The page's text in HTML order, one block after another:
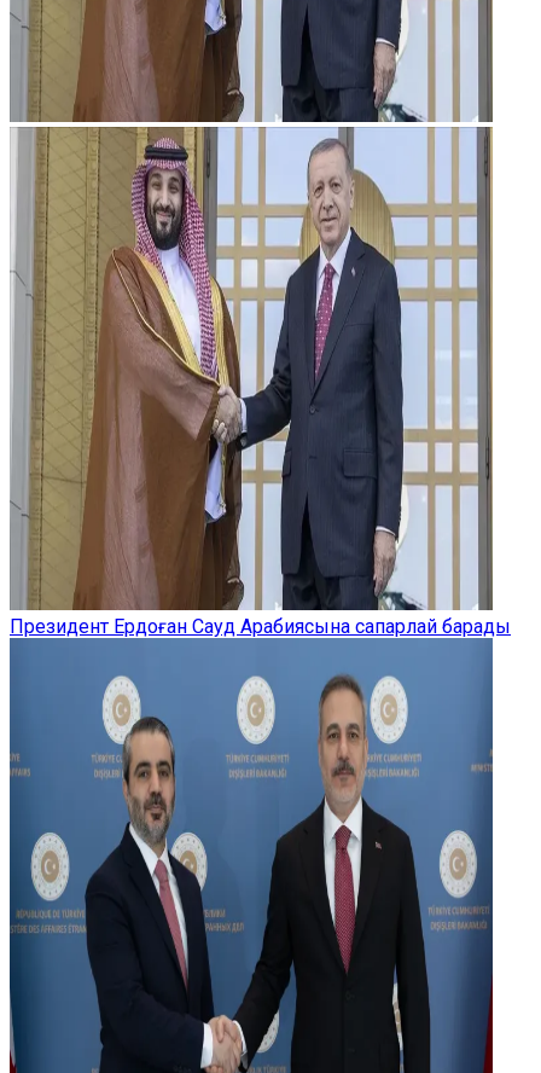
Президент Ердоған Сауд Арабиясына сапарлай барады